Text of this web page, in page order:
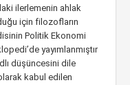
ilerlemenin ahlak
için filozofların
Politik Ekonomi
yayımlanmıştır
düşüncesini dile
kabul edilen